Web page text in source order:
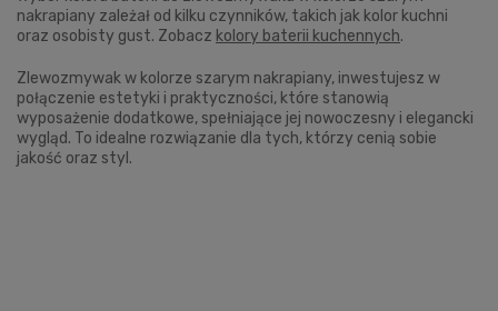
nakrapiany zależał od kilku czynników, takich jak kolor kuchni
oraz osobisty gust. Zobacz kolory baterii kuchennych.
Zlewozmywak w kolorze szarym nakrapiany, inwestujesz w
połączenie estetyki i praktyczności, które stanowią
wyposażenie dodatkowe, spełniające jej nowoczesny i elegancki
wygląd. To idealne rozwiązanie dla tych, którzy cenią sobie
jakość oraz styl.